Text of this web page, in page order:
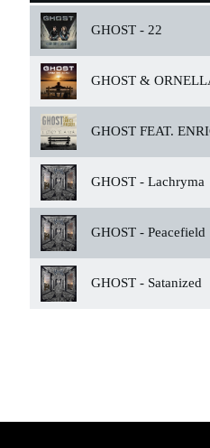
GHOST - 22
GHOST &
GHOST FEAT.
GHOST - Lachryma
GHOST - Peacefield
GHOST - Satanized